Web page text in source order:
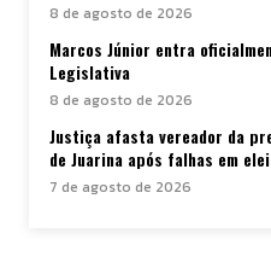
8 de agosto de 2026
Marcos Júnior entra
Legislativa
8 de agosto de 2026
Justiça afasta vereador da
de Juarina após falhas em
7 de agosto de 2026